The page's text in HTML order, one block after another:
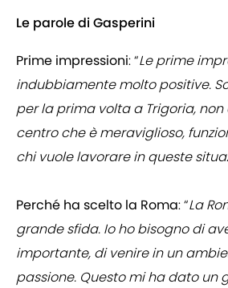
Le parole di Gasperini
Prime impressioni: “Le prime
indubbiamente molto positive.
per la prima volta a Trigoria,
centro che è meraviglioso,
chi vuole lavorare in queste
Perché ha scelto la Roma: “La
grande sfida. Io ho bisogno di
importante, di venire in un
passione. Questo mi ha dato un